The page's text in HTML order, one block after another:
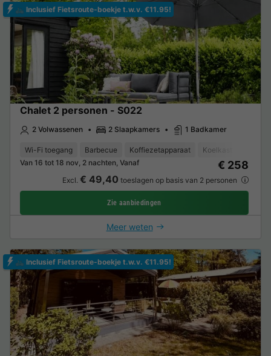
🚲 Inclusief Fietsroute-boekje t.w.v. €11.95!
Chalet 2 personen - S022
2 Volwassenen 2 Slaapkamers 1 Badkamer
Wi-Fi toegang Barbecue Koffiezetapparaat Koelkast
Van 16 tot 18 nov, 2 nachten, Vanaf
€ 258
Excl. € 49,40 toeslagen op basis van 2 personen
Zie aanbiedingen
Meer weten
🚲 Inclusief Fietsroute-boekje t.w.v. €11.95!